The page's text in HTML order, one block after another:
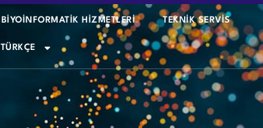
BİYOİNFORMATİK HİZMETLERİ TEKNIK SERVIS
TÜRKÇE